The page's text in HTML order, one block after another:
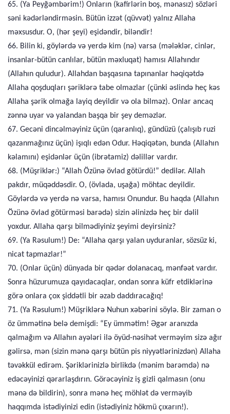
65. (Ya Peyğəmbərim!) Onların (kafirlərin boş, mənasız) sözləri
səni kədərləndirməsin. Bütün izzət (qüvvət) yalnız Allaha
məxsusdur. O, (hər şeyi) eşidəndir, biləndir!
66. Bilin ki, göylərdə və yerdə kim (nə) varsa (mələklər, cinlər,
insanlar-bütün canlılar, bütün məxluqat) hamısı Allahındır
(Allahın quludur). Allahdan başqasına tapınanlar həqiqətdə
Allaha qoşduqları şəriklərə tabe olmazlar (çünki əslində heç kəs
Allaha şərik olmağa layiq deyildir və ola bilməz). Onlar ancaq
zənnə uyar və yalandan başqa bir şey deməzlər.
67. Gecəni dincəlməyiniz üçün (qaranlıq), gündüzü (çalışıb ruzi
qazanmağınız üçün) işıqlı edən Odur. Həqiqətən, bunda (Allahın
kəlamını) eşidənlər üçün (ibrətamiz) dəlillər vardır.
68. (Müşriklər:) “Allah Özünə övlad götürdü!” dedilər. Allah
pakdır, müqəddəsdir. O, (övlada, uşağa) möhtac deyildir.
Göylərdə və yerdə nə varsa, hamısı Onundur. Bu haqda (Allahın
Özünə övlad götürməsi barədə) sizin əlinizdə heç bir dəlil
yoxdur. Allaha qarşı bilmədiyiniz şeyimi deyirsiniz?
69. (Ya Rəsulum!) De: “Allaha qarşı yalan uyduranlar, sözsüz ki,
nicat tapmazlar!”
70. (Onlar üçün) dünyada bir qədər dolanacaq, mənfəət vardır.
Sonra hüzurumuza qayıdacaqlar, ondan sonra küfr etdiklərinə
görə onlara çox şiddətli bir əzab daddıracağıq!
71. (Ya Rəsulum!) Müşriklərə Nuhun xəbərini söylə. Bir zaman o
öz ümmətinə belə demişdi: “Ey ümmətim! Əgər aranızda
qalmağım və Allahın ayələri ilə öyüd-nəsihət verməyim sizə ağır
gəlirsə, mən (sizin mənə qarşı bütün pis niyyətlərinizdən) Allaha
təvəkkül edirəm. Şəriklərinizlə birlikdə (mənim barəmdə) nə
edəcəyinizi qərarlaşdırın. Görəcəyiniz iş gizli qalmasın (onu
mənə də bildirin), sonra mənə heç möhlət də verməyib
haqqımda istədiyinizi edin (istədiyiniz hökmü çıxarın!).